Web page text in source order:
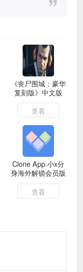
《丧尸围城：豪华
复刻版》中文版
查看
Clone App.小x分
身海外解锁会员版
查看